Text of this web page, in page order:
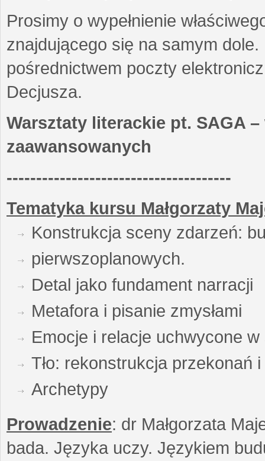
Prosimy o wypełnienie
znajdującego się na samym
pośrednictwem poczty
Decjusza.
Warsztaty literackie pt. SAGA
zaawansowanych
--------------------------------------
Tematyka kursu Małgorzaty
Konstrukcja sceny zdarzeń:
pierwszoplanowych.
Detal jako fundament narracji
Metafora i pisanie zmysłami
Emocje i relacje uchwycone
Tło: rekonstrukcja przekonań
Archetypy
Prowadzenie: dr Małgorzata
bada. Języka uczy. Językiem